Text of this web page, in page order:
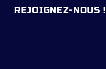
REJOIGNEZ-NOUS !